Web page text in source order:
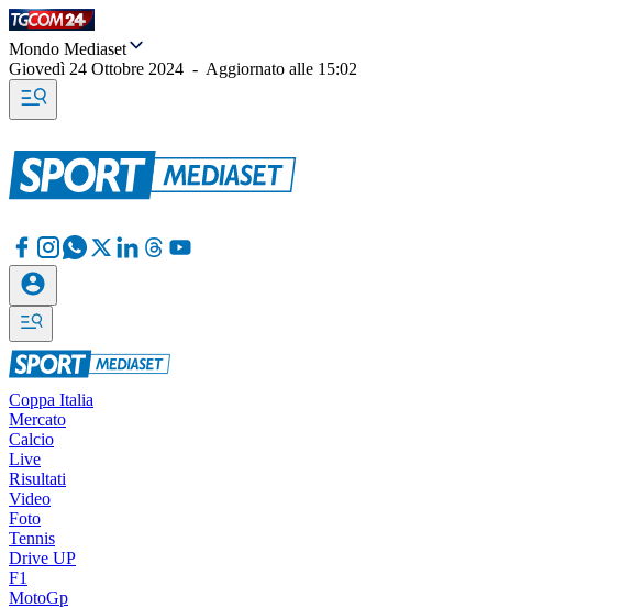
Mondo Mediaset
Giovedì 24 Ottobre 2024 - Aggiornato alle 15:02
Coppa Italia
Mercato
Calcio
Live
Risultati
Video
Foto
Tennis
Drive UP
F1
MotoGp